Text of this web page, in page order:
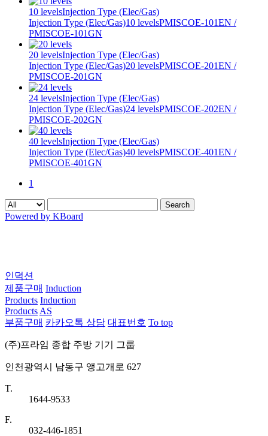
10 levelsInjection Type (Elec/Gas)
Injection Type (Elec/Gas)10 levelsPMISCOE-101EN /
PMISCOE-101GN
20 levelsInjection Type (Elec/Gas)
Injection Type (Elec/Gas)20 levelsPMISCOE-201EN /
PMISCOE-201GN
24 levelsInjection Type (Elec/Gas)
Injection Type (Elec/Gas)24 levelsPMISCOE-202EN /
PMISCOE-202GN
40 levelsInjection Type (Elec/Gas)
Injection Type (Elec/Gas)40 levelsPMISCOE-401EN /
PMISCOE-401GN
1
Search
Powered by KBoard
인덕션
제품구매 Induction
Products Induction
Products AS
부품구매 카카오톡 상담 대표번호 To top
(주)프라임 종합 주방 기기 그룹
인천광역시 남동구 앵고개로 627
T.
1644-9533
F.
032-446-1851